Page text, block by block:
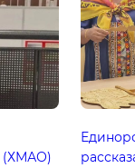
(ХМАО)